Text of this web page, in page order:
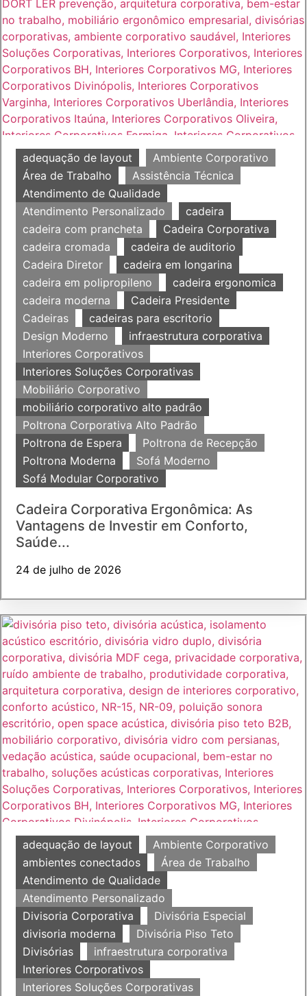
adequação de layout
Ambiente Corporativo
Área de Trabalho
Assistência Técnica
Atendimento de Qualidade
Atendimento Personalizado
cadeira
cadeira com prancheta
Cadeira Corporativa
cadeira cromada
cadeira de auditorio
Cadeira Diretor
cadeira em longarina
cadeira em polipropileno
cadeira ergonomica
cadeira moderna
Cadeira Presidente
Cadeiras
cadeiras para escritorio
Design Moderno
infraestrutura corporativa
Interiores Corporativos
Interiores Soluções Corporativas
Mobiliário Corporativo
mobiliário corporativo alto padrão
Poltrona Corporativa Alto Padrão
Poltrona de Espera
Poltrona de Recepção
Poltrona Moderna
Sofá Moderno
Sofá Modular Corporativo
Cadeira Corporativa Ergonômica: As
Vantagens de Investir em Conforto,
Saúde...
24 de julho de 2026
adequação de layout
Ambiente Corporativo
ambientes conectados
Área de Trabalho
Atendimento de Qualidade
Atendimento Personalizado
Divisoria Corporativa
Divisória Especial
divisoria moderna
Divisória Piso Teto
Divisórias
infraestrutura corporativa
Interiores Corporativos
Interiores Soluções Corporativas